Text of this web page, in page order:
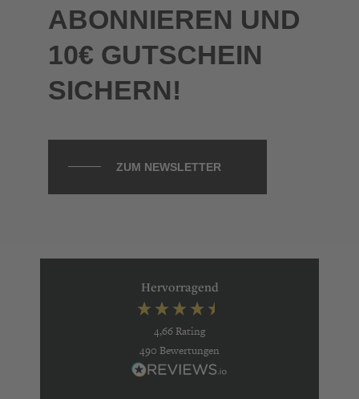
ABONNIEREN UND
10€ GUTSCHEIN
SICHERN!
ZUM NEWSLETTER
Hervorragend
4,66Rating
490 Bewertungen